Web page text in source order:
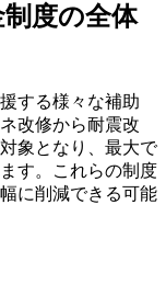
度の全体
する様々な補助
改修から耐震改
象となり、最大で
す。これらの制度
に削減できる可能